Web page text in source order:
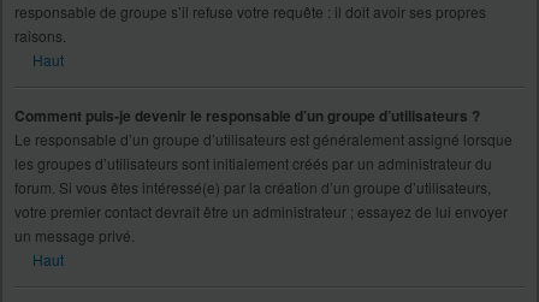
responsable de groupe s’il refuse votre requête : il doit avoir ses propres
raisons.
Haut
Comment puis-je devenir le responsable d’un groupe d’utilisateurs ?
Le responsable d’un groupe d’utilisateurs est généralement assigné lorsque
les groupes d’utilisateurs sont initialement créés par un administrateur du
forum. Si vous êtes intéressé(e) par la création d’un groupe d’utilisateurs,
votre premier contact devrait être un administrateur ; essayez de lui envoyer
un message privé.
Haut